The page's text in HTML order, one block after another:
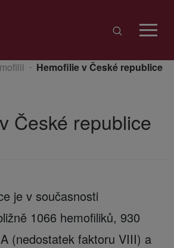
Hemofilie v České republice
České republice
je v současnosti
1066 hemofiliků, 930
(nedostatek faktoru VIII) a